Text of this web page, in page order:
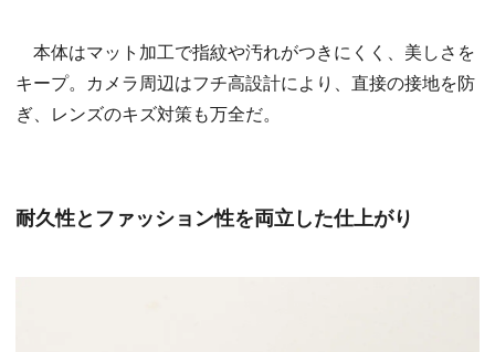
本体はマット加工で指紋や汚れがつきにくく、美しさを
キープ。カメラ周辺はフチ高設計により、直接の接地を防
ぎ、レンズのキズ対策も万全だ。
耐久性とファッション性を両立した仕上がり